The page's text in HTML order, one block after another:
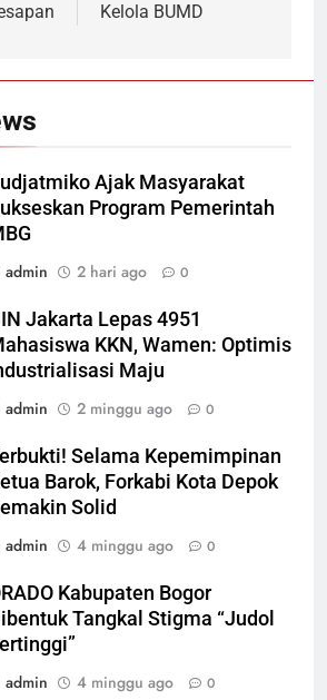
Kelola BUMD
Ajak Masyarakat
Program Pemerintah
admin
2 hari ago 0
Jakarta Lepas 4951
KKN, Wamen: Optimis
Maju
admin
2 minggu ago 0
Selama Kepemimpinan
Barok, Forkabi Kota Depok
Solid
admin
4 minggu ago 0
Kabupaten Bogor
Tangkal Stigma “Judol
admin
4 minggu ago 0